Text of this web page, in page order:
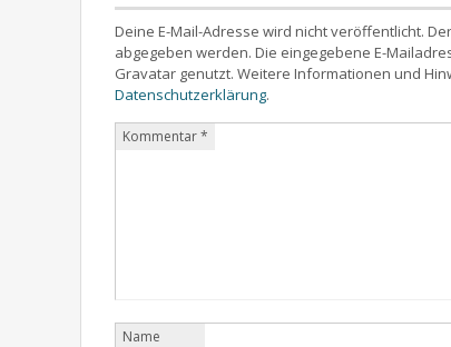
Deine E-Mail-Adresse wird nicht veröffentlicht.
abgegeben werden. Die eingegebene E-
Gravatar genutzt. Weitere Informationen und
Datenschutzerklärung.
Kommentar*
Name